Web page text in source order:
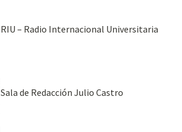
RIU – Radio Internacional Universitaria
Sala de Redacción Julio Castro